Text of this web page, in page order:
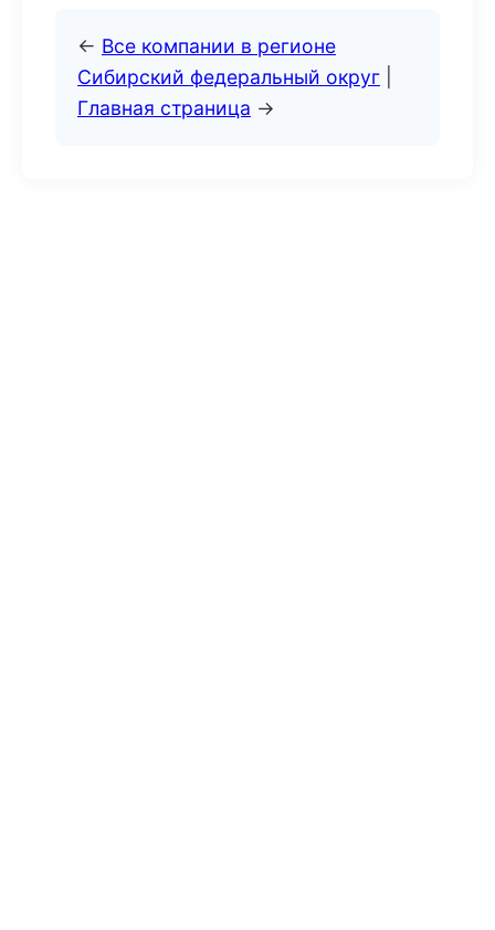
← Все компании в регионе
Сибирский федеральный округ
Главная страница →